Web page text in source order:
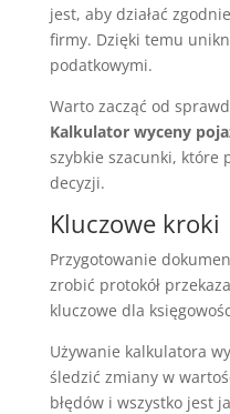
jest, aby działać
firmy. Dzięki temu
podatkowymi.
Warto zacząć od
Kalkulator wyceny
szybkie szacunki, które
decyzji.
Kluczowe kroki
Przygotowanie
zrobić protokół
kluczowe dla
Używanie kalkulatora
śledzić zmiany w
błędów i wszystko jest